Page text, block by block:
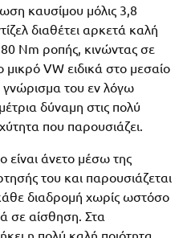
καυσίμου μόλις 3,8
διαθέτει αρκετά καλή
Nm ροπής, κινώντας σε
μικρό VW ειδικά στο μεσαίο
του εν λόγω
δύναμη στις πολύ
που παρουσιάζει.
είναι άνετο μέσω της
του και παρουσιάζεται
διαδρομή χωρίς ωστόσο
σε αίσθηση. Στα